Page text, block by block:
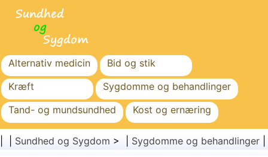
Alternativ medicin
Bid og stik
Kræft
Sygdomme og behandlinger
Tand- og mundsundhed
Kost og ernæring
Familiesundhed
Sundhedssektoren
Sundhed og Sygdom > | Sygdomme og behandlinger